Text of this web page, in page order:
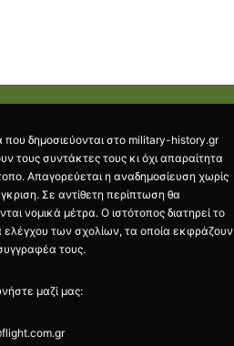
που δημοσιεύονται στο military-history.gr
τους συντάκτες τους κι όχι απαραίτητα
Απαγορεύεται η αναδημοσίευση χωρίς
Σε αντίθετη περίπτωση θα
νομικά μέτρα. Ο ιστότοπος διατηρεί το
ελέγχου των σχολίων, τα οποία εκφράζουν
τους.
μαζί μας: